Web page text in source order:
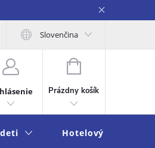
Slovenčina
NÁKUPNÝ
KOŠÍK
Prázdny košík
Hotelový textil